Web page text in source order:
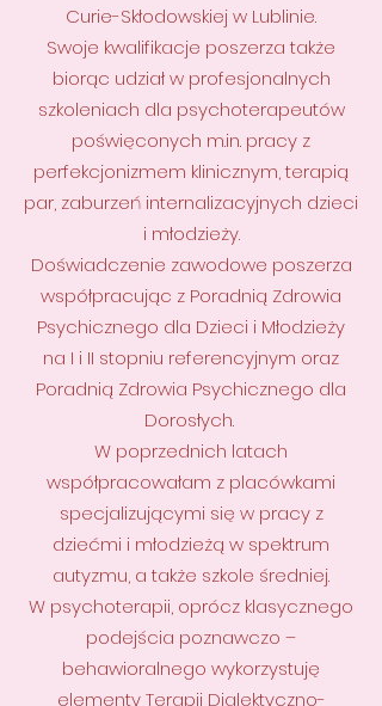
Curie-Skłodowskiej w Lublinie.
Swoje kwalifikacje poszerza także
biorąc udział w profesjonalnych
szkoleniach dla psychoterapeutów
poświęconych m.in. pracy z
perfekcjonizmem klinicznym, terapią
par, zaburzeń internalizacyjnych dzieci
i młodzieży.
Doświadczenie zawodowe poszerza
współpracując z Poradnią Zdrowia
Psychicznego dla Dzieci i Młodzieży
na I i II stopniu referencyjnym oraz
Poradnią Zdrowia Psychicznego dla
Dorosłych.
W poprzednich latach
współpracowałam z placówkami
specjalizującymi się w pracy z
dziećmi i młodzieżą w spektrum
autyzmu, a także szkole średniej.
W psychoterapii, oprócz klasycznego
podejścia poznawczo –
behawioralnego wykorzystuję
elementy Terapii Dialektyczno-